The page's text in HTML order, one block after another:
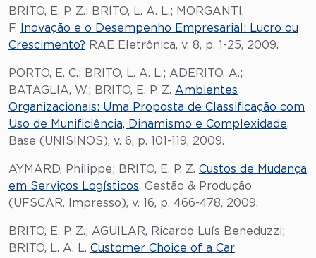
BRITO, E. P. Z.; BRITO, L. A. L.; MORGANTI,
F.
Inovação e o Desempenho Empresarial: Lucro ou
Crescimento? RAE Eletrônica, v. 8, p. 1-25, 2009.
PORTO, E. C.; BRITO, L. A. L.; ADERITO, A.;
BATAGLIA, W.; BRITO, E. P. Z. Ambientes
Organizacionais: Uma Proposta de Classificação com
Uso de Munificiência, Dinamismo e Complexidade.
Base (UNISINOS), v. 6, p. 101-119, 2009.
AYMARD, Philippe; BRITO, E. P. Z. Custos de Mudança
em Serviços Logísticos. Gestão & Produção
(UFSCAR. Impresso), v. 16, p. 466-478, 2009.
BRITO, E. P. Z.; AGUILAR, Ricardo Luís Beneduzzi;
BRITO, L. A. L. Customer Choice of a Car